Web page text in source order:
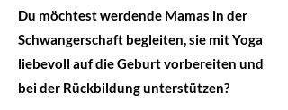
Du möchtest werdende Mamas in der
Schwangerschaft begleiten, sie mit Yoga
liebevoll auf die Geburt vorbereiten und
bei der Rückbildung unterstützen?